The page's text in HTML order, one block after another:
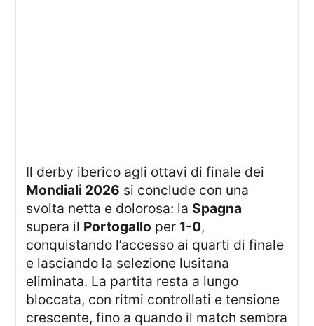
Il derby iberico agli ottavi di finale dei
Mondiali 2026 si conclude con una
svolta netta e dolorosa: la Spagna
supera il Portogallo per 1-0,
conquistando l’accesso ai quarti di finale
e lasciando la selezione lusitana
eliminata. La partita resta a lungo
bloccata, con ritmi controllati e tensione
crescente, fino a quando il match sembra